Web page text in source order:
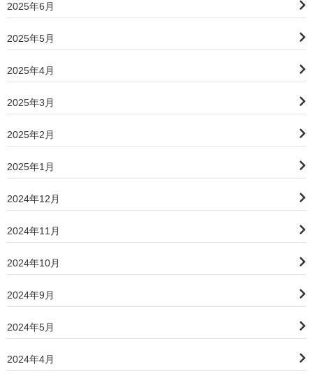
2025年6月
2025年5月
2025年4月
2025年3月
2025年2月
2025年1月
2024年12月
2024年11月
2024年10月
2024年9月
2024年5月
2024年4月